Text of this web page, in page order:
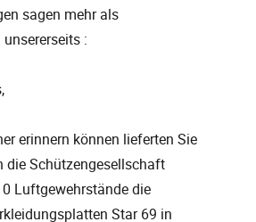
sagen mehr als
:
erinnern können lieferten Sie
die Schützengesellschaft
Luftgewehrstände die
Star 69 in